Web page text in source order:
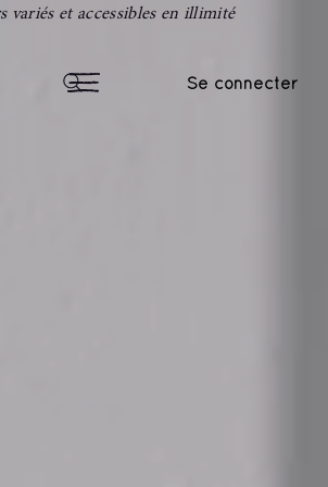
variés et accessibles en illimité
Se connecter